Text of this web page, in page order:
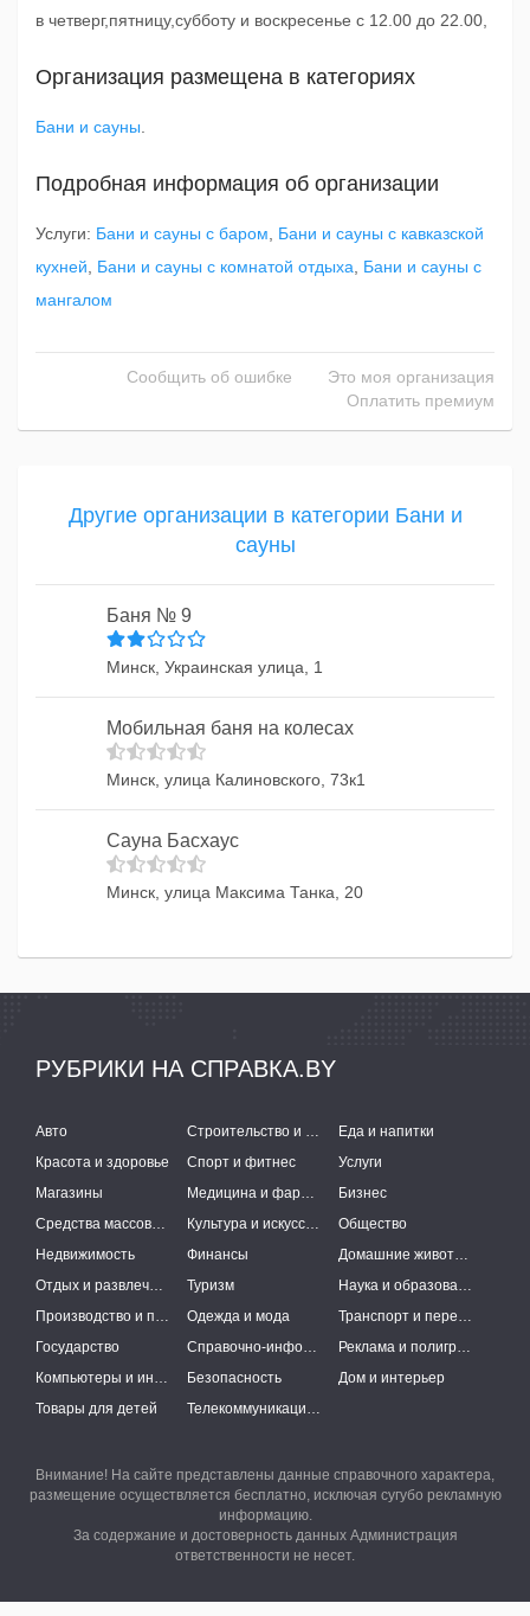
в четверг,пятницу,субботу и воскресенье с 12.00 до 22.00,
Организация размещена в категориях
Бани и сауны
Подробная информация об организации
Услуги: Бани и сауны с баром
Бани и сауны с кавказской
кухней
Бани и сауны с комнатой отдыха
Бани и сауны с
мангалом
Сообщить об ошибке
Это моя организация
Оплатить премиум
Другие организации в категории Бани и
сауны
Баня № 9
Минск, Украинская улица, 1
Мобильная баня на колесах
Минск, улица Калиновского, 73к1
Сауна Басхаус
Минск, улица Максима Танка, 20
РУБРИКИ НА СПРАВКА.BY
Авто Строительство и ремонт
Еда и напитки
Красота и здоровье
Спорт и фитнес
Услуги
Магазины
Медицина и фармацевтика
Бизнес
Средства массовой информации
Культура и искусство
Общество
Недвижимость
Финансы
Домашние животные
Отдых и развлечения
Туризм
Наука и образование
Производство и поставки
Одежда и мода
Транспорт и перевозки
Государство
Справочно-информационные системы
Реклама и полиграфия
Компьютеры и интернет
Безопасность
Дом и интерьер
Товары для детей
Телекоммуникации и связь
Внимание! На сайте представлены данные справочного характера,
размещение осуществляется бесплатно, исключая сугубо рекламную
информацию.
За содержание и достоверность данных Администрация
ответственности не несет.